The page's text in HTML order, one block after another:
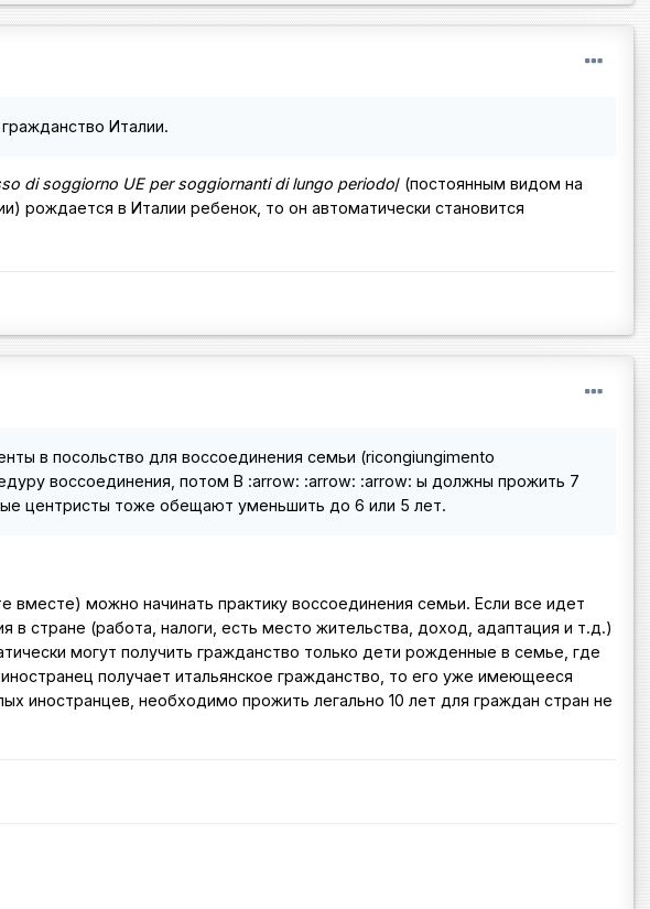
Италии.
di soggiorno UE per soggiornanti di lungo periodo/ (постоянным видом на
рождается в Италии ребенок, то он автоматически становится
в посольство для воссоединения семьи (ricongiungimento
воссоединения, потом В :arrow: :arrow: :arrow: ы должны прожить 7
центристы тоже обещают уменьшить до 6 или 5 лет.
можно начинать практику воссоединения семьи. Если все идет
в стране (работа, налоги, есть место жительства, доход, адаптация и т.д.)
могут получить гражданство только дети рожденные в семье, где
получает итальянское гражданство, то его уже имеющееся
иностранцев, необходимо прожить легально 10 лет для граждан стран не